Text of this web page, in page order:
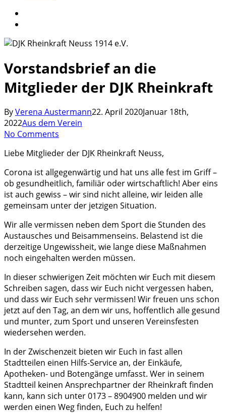
Vorstandsbrief an die
Mitglieder der DJK Rheinkraft
ByVerena Austermann22. April 2020Januar 18th,
2022Aus dem Verein
No Comments
Liebe Mitglieder der DJK Rheinkraft Neuss,
Corona ist allgegenwärtig und hat uns alle fest im Griff –
ob gesundheitlich, familiär oder wirtschaftlich! Aber eins
ist auch gewiss – wir sind nicht alleine, wir leiden alle
gemeinsam unter der jetzigen Situation.
Wir alle vermissen neben dem Sport die Stunden des
Austausches und Beisammenseins. Belastend ist die
derzeitige Ungewissheit, wie lange diese Maßnahmen
noch eingehalten werden müssen.
In dieser schwierigen Zeit möchten wir Euch mit diesem
Schreiben sagen, dass wir Euch nicht vergessen haben,
und dass wir Euch sehr vermissen! Wir freuen uns schon
jetzt auf den Tag, an dem wir uns, hoffentlich alle gesund
und munter, zum Sport und unseren Vereinsfesten
wiedersehen werden.
In der Zwischenzeit bieten wir Euch in fast allen
Stadtteilen einen Hilfs-Service an, der Einkäufe,
Apotheken- und Botengänge umfasst. Wer in seinem
Stadtteil keinen Ansprechpartner der Rheinkraft finden
kann, kann sich unter 0173 – 8904900 melden und wir
werden einen Weg finden, Euch zu helfen!